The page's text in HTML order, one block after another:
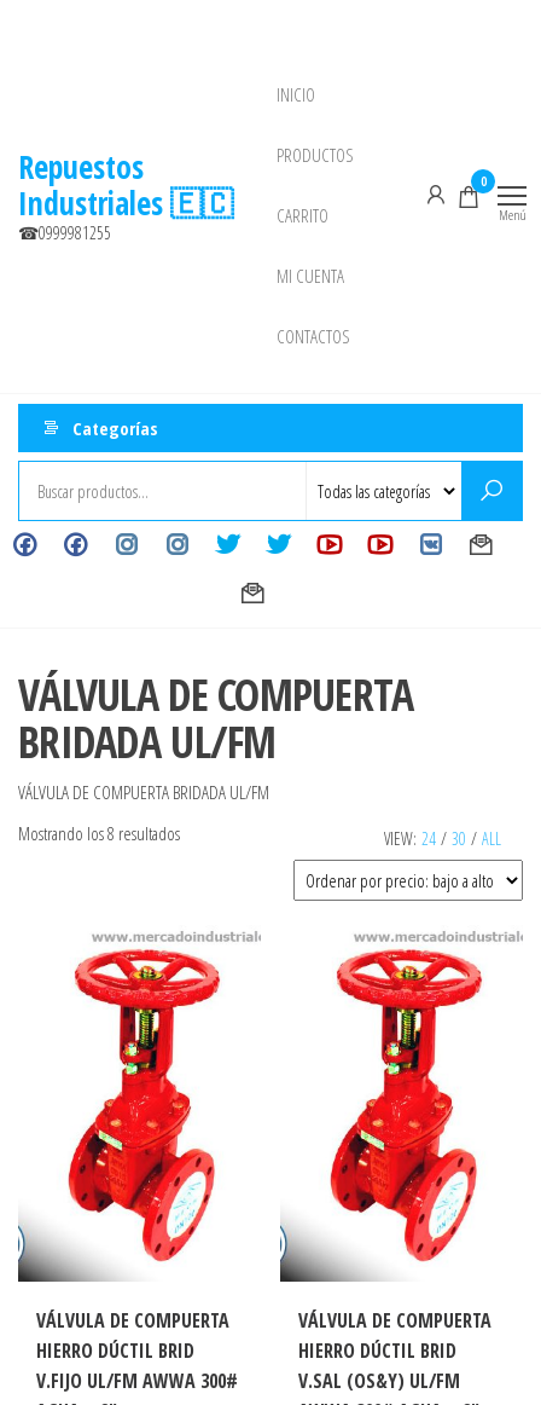
Repuestos
Industriales 🇪🇨
☎0999981255
INICIO
PRODUCTOS
CARRITO
MI CUENTA
CONTACTOS
0
Menú
Categorías
VÁLVULA DE COMPUERTA
BRIDADA UL/FM
VÁLVULA DE COMPUERTA BRIDADA UL/FM
VIEW: 24 / 30 / ALL
Mostrando los 8 resultadosOrdenado
a
alto
VÁLVULA DE COMPUERTA
HIERRO DÚCTIL BRID
V.FIJO UL/FM AWWA 300#
VÁLVULA DE COMPUERTA
HIERRO DÚCTIL BRID
V.SAL (OS&Y) UL/FM